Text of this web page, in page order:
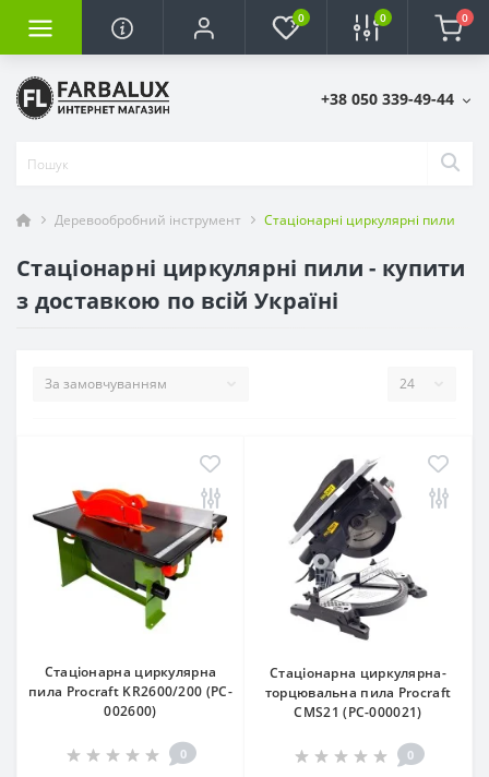
0 0 0
+38 050 339-49-44
Деревообробний інструмент Стаціонарні циркулярні пили
Стаціонарні циркулярні пили - купити
з доставкою по всій Україні
Стаціонарна циркулярна
пила Procraft KR2600/200 (PC-
002600)
0
Стаціонарна циркулярна-
торцювальна пила Procraft
CMS21 (PC-000021)
0